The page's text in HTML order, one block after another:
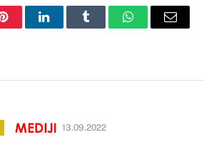
PinterestLinkedInTumblr WhatsAppEmail
13.09.2022